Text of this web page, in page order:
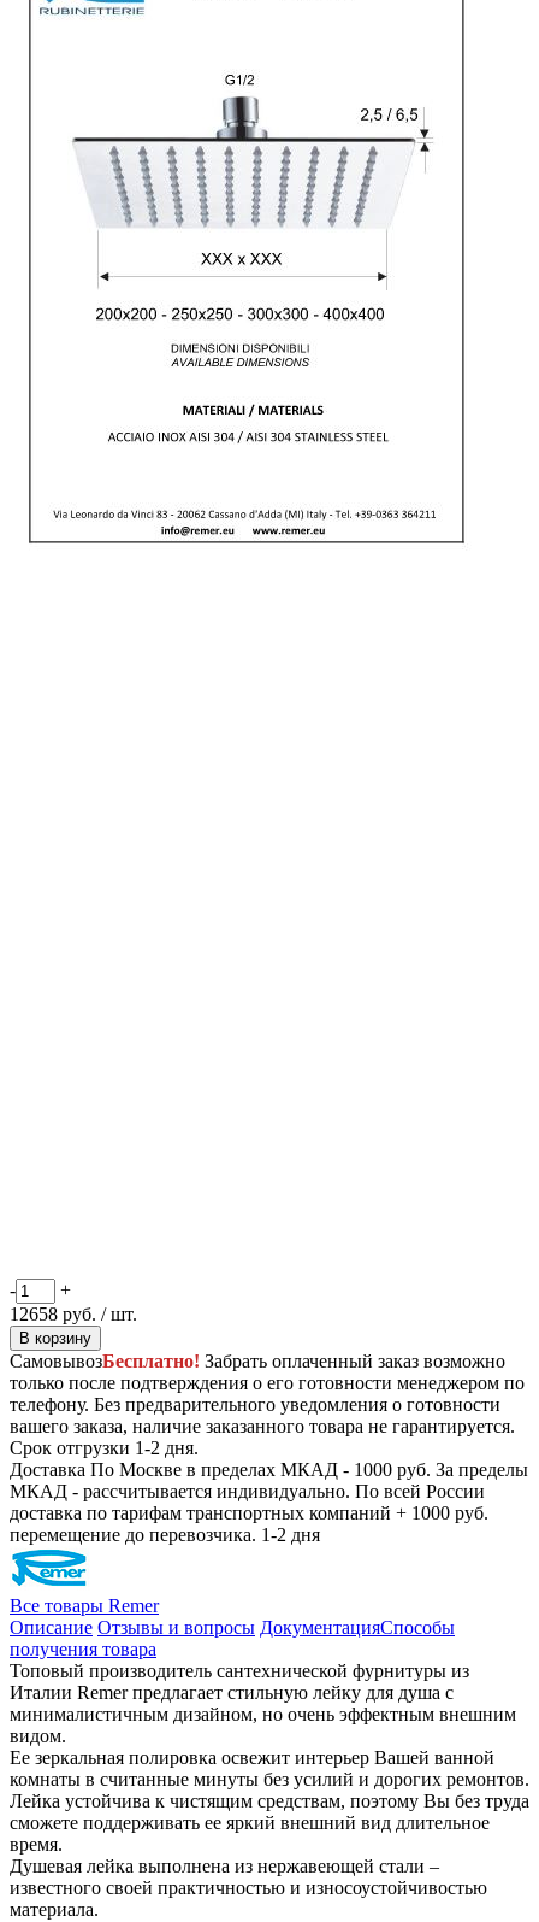
-
+
12658 руб. / шт.
В корзину
СамовывозБесплатно! Забрать оплаченный заказ возможно
только после подтверждения о его готовности менеджером по
телефону. Без предварительного уведомления о готовности
вашего заказа, наличие заказанного товара не гарантируется.
Срок отгрузки 1-2 дня.
Доставка По Москве в пределах МКАД - 1000 руб. За пределы
МКАД - рассчитывается индивидуально. По всей России
доставка по тарифам транспортных компаний + 1000 руб.
перемещение до перевозчика. 1-2 дня
Все товары Remer
Описание Отзывы и вопросы ДокументацияСпособы
получения товара
Топовый производитель сантехнической фурнитуры из
Италии Remer предлагает стильную лейку для душа с
минималистичным дизайном, но очень эффектным внешним
видом.
Ее зеркальная полировка освежит интерьер Вашей ванной
комнаты в считанные минуты без усилий и дорогих ремонтов.
Лейка устойчива к чистящим средствам, поэтому Вы без труда
сможете поддерживать ее яркий внешний вид длительное
время.
Душевая лейка выполнена из нержавеющей стали –
известного своей практичностью и износоустойчивостью
материала.